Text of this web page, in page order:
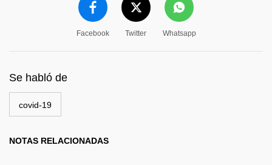
Facebook Twitter Whatsapp
Se habló de
covid-19
NOTAS RELACIONADAS